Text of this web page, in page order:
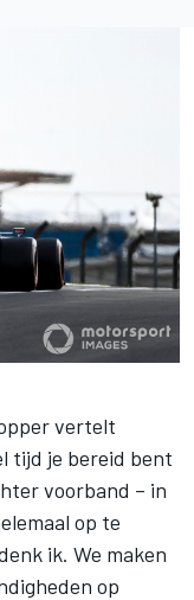
vertelt
tijd je bereid bent
voorband – in
op te
ik. We maken
op